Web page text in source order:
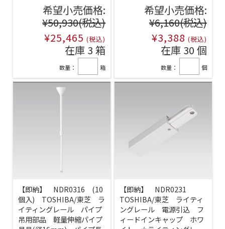
希望小売価格:
¥50,930(税込)
¥25,465 (税込)
在庫 3 箱
数量： 箱
希望小売価格:
¥6,160(税込)
¥3,388 (税込)
在庫 30 個
数量： 個
【即納】 NDR0316 (10
個入) TOSHIBA/東芝 ラ
イティングレール パイプ
吊用部品 軽量伸縮パイプ
【即納】 NDR0231
TOSHIBA/東芝 ライティ
ングレール 電源引込 フ
ィードインキャップ ホワ